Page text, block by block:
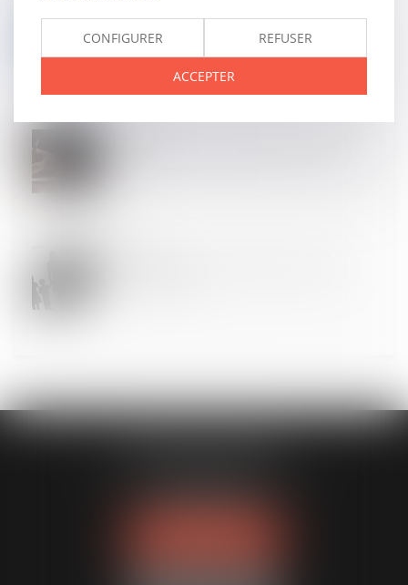
Tous les indivisaires redevables de la taxe
l'un d'eux
16JANV.
CONFIGURER REFUSER
ACCEPTER